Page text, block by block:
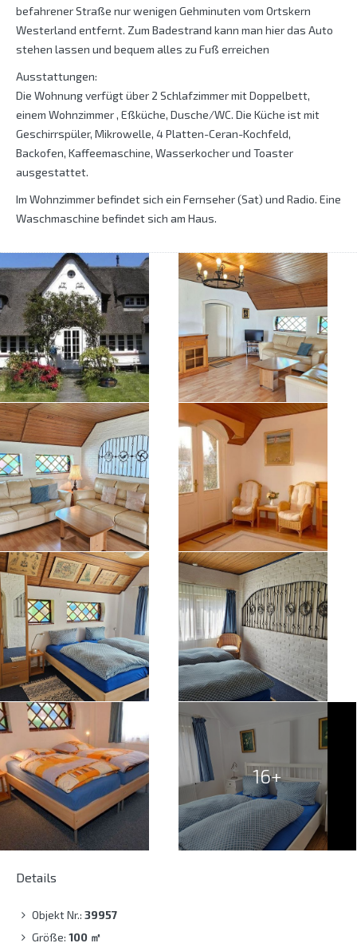
befahrener Straße nur wenigen Gehminuten vom Ortskern
Westerland entfernt. Zum Badestrand kann man hier das Auto
stehen lassen und bequem alles zu Fuß erreichen
Ausstattungen:
Die Wohnung verfügt über 2 Schlafzimmer mit Doppelbett,
einem Wohnzimmer , Eßküche, Dusche/WC. Die Küche ist mit
Geschirrspüler, Mikrowelle, 4 Platten-Ceran-Kochfeld,
Backofen, Kaffeemaschine, Wasserkocher und Toaster
ausgestattet.
Im Wohnzimmer befindet sich ein Fernseher (Sat) und Radio. Eine
Waschmaschine befindet sich am Haus.
16+
Details
Objekt Nr.: 39957
Größe: 100 ㎡